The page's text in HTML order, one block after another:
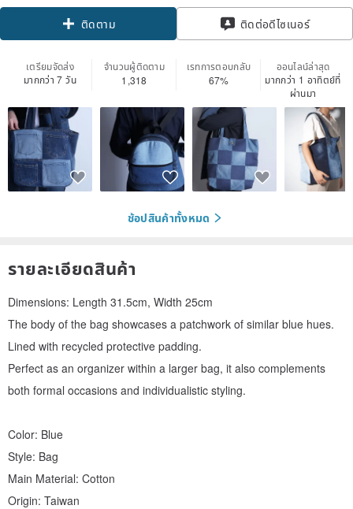
ติดตาม ติดต่อดีไซเนอร์
เตรียมจัดส่ง
มากกว่า 7 วัน
จำนวนผู้ติดตาม
1,318
เรทการตอบกลับ
67%
ออนไลน์ล่าสุด
มากกว่า 1 อาทิตย์ที่
ผ่านมา
ช้อปสินค้าทั้งหมด
รายละเอียดสินค้า
Dimensions: Length 31.5cm, Width 25cm
The body of the bag showcases a patchwork of similar blue hues.
Lined with recycled protective padding.
Perfect as an organizer within a larger bag, it also complements
both formal occasions and individualistic styling.
Color: Blue
Style: Bag
Main Material: Cotton
Origin: Taiwan